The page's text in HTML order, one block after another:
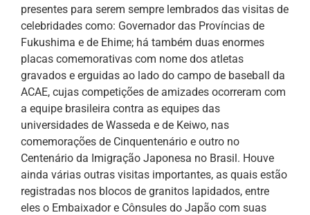
presentes para serem sempre lembrados das visitas de
celebridades como: Governador das Províncias de
Fukushima e de Ehime; há também duas enormes
placas comemorativas com nome dos atletas
gravados e erguidas ao lado do campo de baseball da
ACAE, cujas competições de amizades ocorreram com
a equipe brasileira contra as equipes das
universidades de Wasseda e de Keiwo, nas
comemorações de Cinquentenário e outro no
Centenário da Imigração Japonesa no Brasil. Houve
ainda várias outras visitas importantes, as quais estão
registradas nos blocos de granitos lapidados, entre
eles o Embaixador e Cônsules do Japão com suas